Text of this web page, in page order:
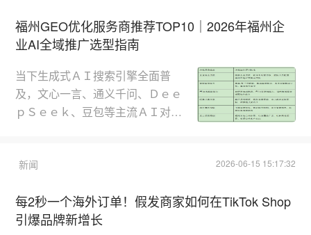
磅资源、更广影响力，助力商家抢
赢年中！消费热点爆发：节庆、国
内容场优势集中爆发；内容矩阵破
局：AI短视频、全新直播拍卖等玩
法带动生意新...
福州GEO优化服务商推荐TOP10｜2026年福州企
业AI全域推广选型指南
当下生成式ＡＩ搜索引擎全面普
及，文心一言、通义千问、Ｄｅｅ
ｐＳｅｅｋ、豆包等主流ＡＩ对话
辑。相较于传统ＳＥＯ依托搜索引
引擎优化成为福州本土企业破局线
上流量内卷、抢占ＡＩ原生流量的
新闻 2026-06-15 15:17:32
每2秒一个海外订单！假发商家如何在TikTok Shop
引爆品牌新增长